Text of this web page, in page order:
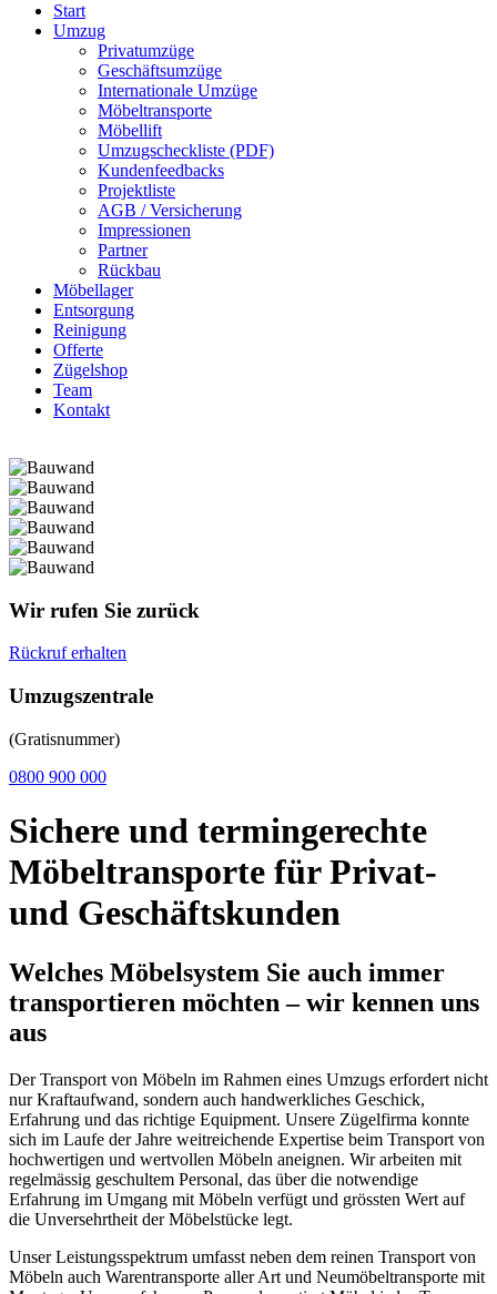
Start
Umzug
Privatumzüge
Geschäftsumzüge
Internationale Umzüge
Möbeltransporte
Möbellift
Umzugscheckliste (PDF)
Kundenfeedbacks
Projektliste
AGB / Versicherung
Impressionen
Partner
Rückbau
Möbellager
Entsorgung
Reinigung
Offerte
Zügelshop
Team
Kontakt
Wir rufen Sie zurück
Rückruf erhalten
Umzugszentrale
(Gratisnummer)
0800 900 000
Sichere und termingerechte
Möbeltransporte für Privat-
und Geschäftskunden
Welches Möbelsystem Sie auch immer
transportieren möchten – wir kennen uns
aus
Der Transport von Möbeln im Rahmen eines Umzugs erfordert nicht
nur Kraftaufwand, sondern auch handwerkliches Geschick,
Erfahrung und das richtige Equipment. Unsere Zügelfirma konnte
sich im Laufe der Jahre weitreichende Expertise beim Transport von
hochwertigen und wertvollen Möbeln aneignen. Wir arbeiten mit
regelmässig geschultem Personal, das über die notwendige
Erfahrung im Umgang mit Möbeln verfügt und grössten Wert auf
die Unversehrtheit der Möbelstücke legt.
Unser Leistungsspektrum umfasst neben dem reinen Transport von
Möbeln auch Warentransporte aller Art und Neumöbeltransporte mit